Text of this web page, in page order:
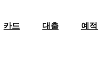
카드 대출 예